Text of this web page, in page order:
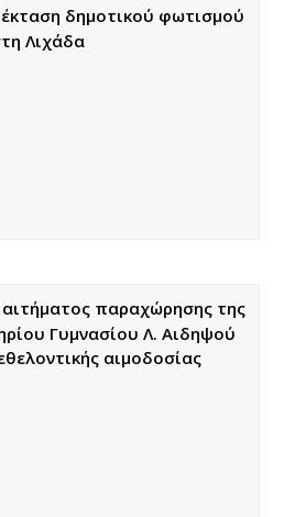
δημοτικού φωτισμού
Λιχάδα
παραχώρησης της
Γυμνασίου Λ. Αιδηψού
αιμοδοσίας